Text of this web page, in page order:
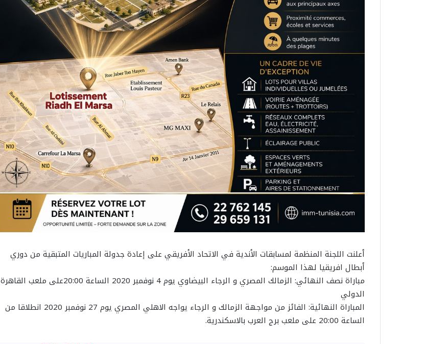
أعلنت اللجنة المنظمة لمسابقات الأندية في الاتحاد الأفريقي على إعادة جدولة المباريات المتبقية من دوري
أبطال افريقيا لهذا الموسم:
مباراة نصف النهائي: الزمالك المصري و الرجاء البيضاوي يوم 4 نوفمبر 2020 الساعة 20:00على ملعب القاهرة
الدولي
المباراة النهائية: الفائز من مواجهة الزمالك و الرجاء يواجه الاهلي المصري يوم 27 نوفمبر 2020 انطلاقا من
الساعة 20:00 على ملعب برج العرب بالاسكندرية.